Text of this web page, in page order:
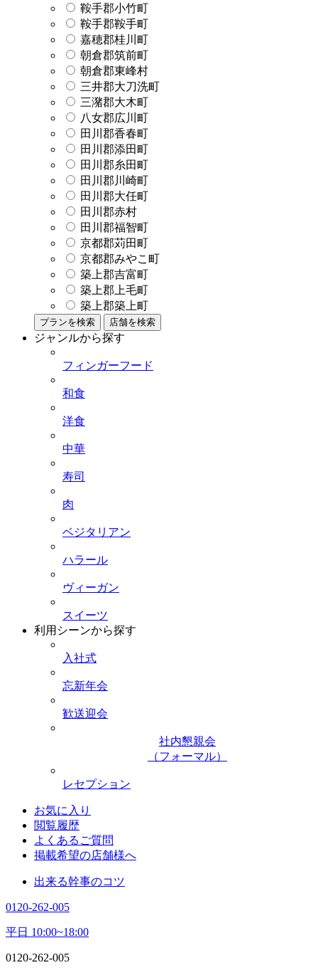
鞍手郡小竹町
鞍手郡鞍手町
嘉穂郡桂川町
朝倉郡筑前町
朝倉郡東峰村
三井郡大刀洗町
三潴郡大木町
八女郡広川町
田川郡香春町
田川郡添田町
田川郡糸田町
田川郡川崎町
田川郡大任町
田川郡赤村
田川郡福智町
京都郡苅田町
京都郡みやこ町
築上郡吉富町
築上郡上毛町
築上郡築上町
プランを検索 店舗を検索
ジャンルから探す
フィンガーフード
和食
洋食
中華
寿司
肉
ベジタリアン
ハラール
ヴィーガン
スイーツ
利用シーンから探す
入社式
忘新年会
歓送迎会
社内懇親会
（フォーマル）
レセプション
お気に入り
閲覧履歴
よくあるご質問
掲載希望の店舗様へ
出来る幹事のコツ
0120-262-005
平日 10:00~18:00
0120-262-005